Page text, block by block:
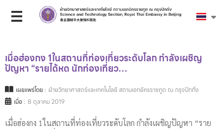
เมื่อฮ่องกง 1ในสถานที่ท่องเที่ยวระดับโลก กำลังเผชิญ
ปัญหา “รายได้หด นักท่องเที่ยว…
เผยแพร่โดย : ฝ่ายวิทยาศาสตร์และเทคโนโลยี สถานเอกอัครราชทูต ณ กรุงปักกิ่ง
เมื่อ : 8 ตุลาคม 2019
เมื่อฮ่องกง 1ในสถานที่ท่องเที่ยวระดับโลก กำลังเผชิญปัญหา “ราย